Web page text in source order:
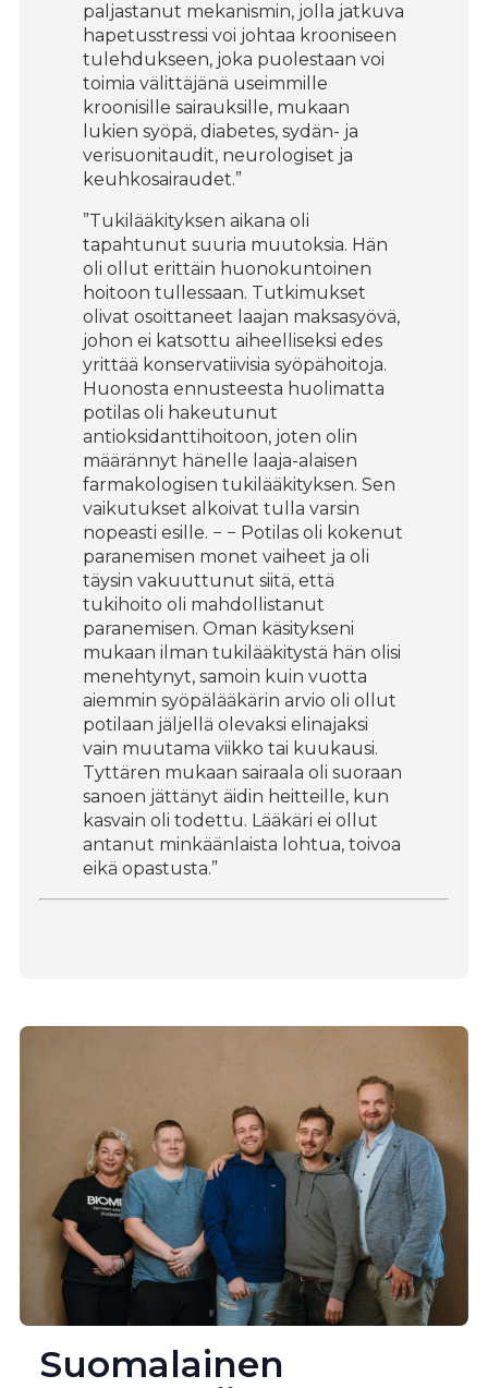
paljastanut mekanismin, jolla jatkuva
hapetusstressi voi johtaa krooniseen
tulehdukseen, joka puolestaan voi
toimia välittäjänä useimmille
kroonisille sairauksille, mukaan
lukien syöpä, diabetes, sydän- ja
verisuonitaudit, neurologiset ja
keuhkosairaudet.”
”Tukilääkityksen aikana oli
tapahtunut suuria muutoksia. Hän
oli ollut erittäin huonokuntoinen
hoitoon tullessaan. Tutkimukset
olivat osoittaneet laajan maksasyövä,
johon ei katsottu aiheelliseksi edes
yrittää konservatiivisia syöpähoitoja.
Huonosta ennusteesta huolimatta
potilas oli hakeutunut
antioksidanttihoitoon, joten olin
määrännyt hänelle laaja-alaisen
farmakologisen tukilääkityksen. Sen
vaikutukset alkoivat tulla varsin
nopeasti esille. − − Potilas oli kokenut
paranemisen monet vaiheet ja oli
täysin vakuuttunut siitä, että
tukihoito oli mahdollistanut
paranemisen. Oman käsitykseni
mukaan ilman tukilääkitystä hän olisi
menehtynyt, samoin kuin vuotta
aiemmin syöpälääkärin arvio oli ollut
potilaan jäljellä olevaksi elinajaksi
vain muutama viikko tai kuukausi.
Tyttären mukaan sairaala oli suoraan
sanoen jättänyt äidin heitteille, kun
kasvain oli todettu. Lääkäri ei ollut
antanut minkäänlaista lohtua, toivoa
eikä opastusta.”
Suomalainen